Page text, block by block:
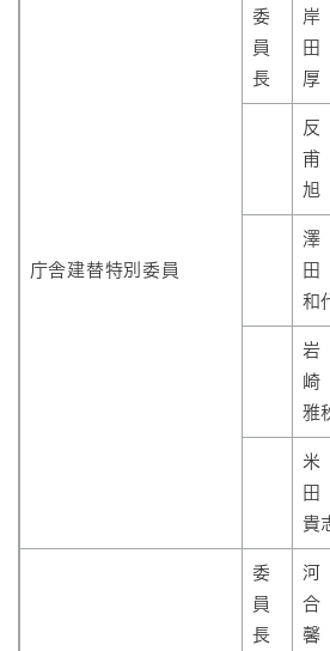
庁舎建替特別委員
委
員
長
岸
田
厚
反
甫
旭
澤
田
和
岩
崎
雅
米
田
貴
委
員
長
河
合
馨